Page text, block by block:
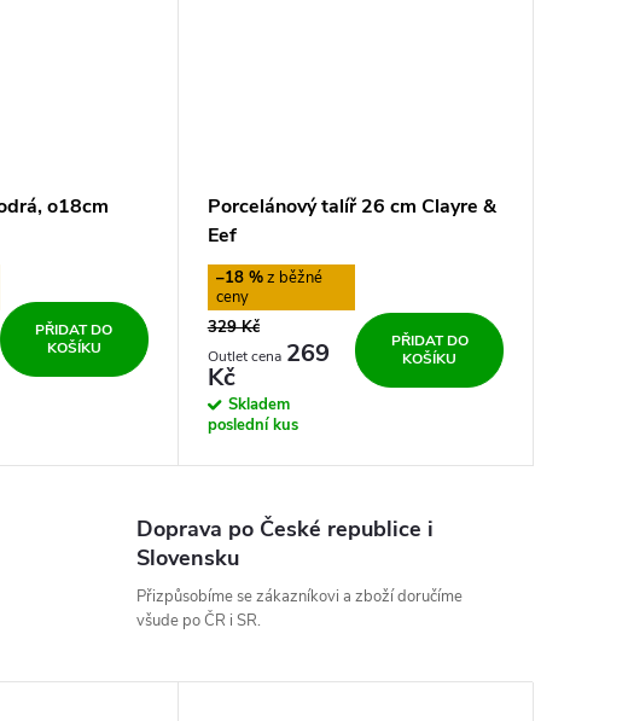
o18cm
PŘIDAT DO
KOŠÍKU
Porcelánový talíř 26 cm Clayre &
Eef
–18 %
329 Kč
269
Kč
Skladem
poslední kus
PŘIDAT DO
KOŠÍKU
Doprava po České republice i
Slovensku
Přizpůsobíme se zákazníkovi a zboží doručíme
všude po ČR i SR.